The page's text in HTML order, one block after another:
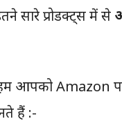
सारे प्रोडक्ट्स में से
आपको Amazon
हैं :-